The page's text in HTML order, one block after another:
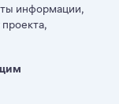
информации,